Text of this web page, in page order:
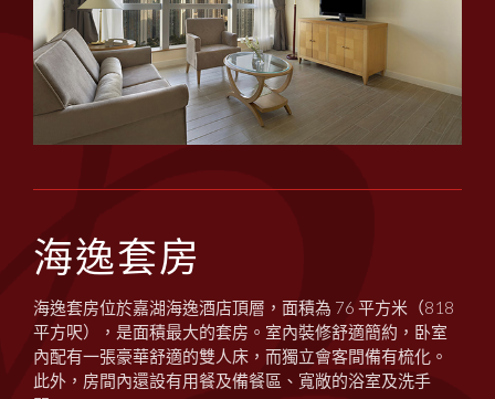
海逸套房
海逸套房位於嘉湖海逸酒店頂層，面積為 76 平方米（818
平方呎），是面積最大的套房。室內裝修舒適簡約，卧室
內配有一張豪華舒適的雙人床，而獨立會客間備有梳化。
此外，房間內還設有用餐及備餐區、寬敞的浴室及洗手